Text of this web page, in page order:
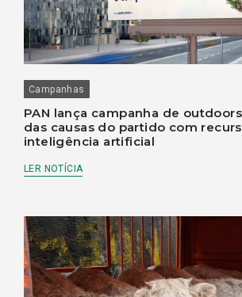
Campanhas
PAN lança campanha de
das causas do partido com
inteligência artificial
LER NOTÍCIA